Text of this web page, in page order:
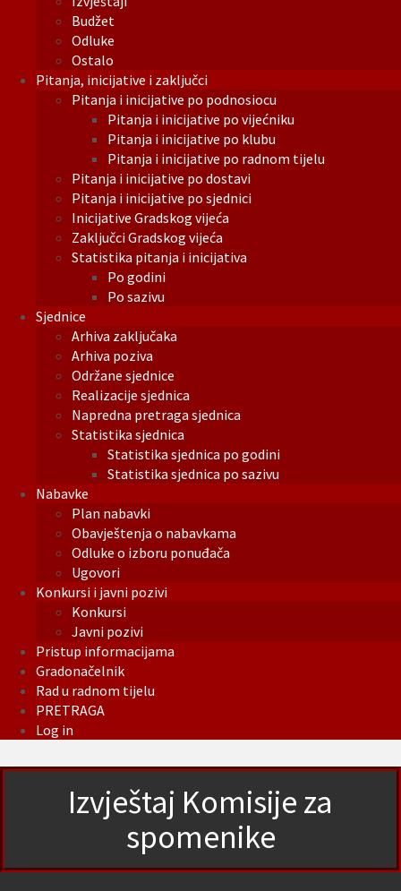
Budžet
Odluke
Ostalo
Pitanja, inicijative i zaključci
Pitanja i inicijative po podnosiocu
Pitanja i inicijative po vijećniku
Pitanja i inicijative po klubu
Pitanja i inicijative po radnom tijelu
Pitanja i inicijative po dostavi
Pitanja i inicijative po sjednici
Inicijative Gradskog vijeća
Zaključci Gradskog vijeća
Statistika pitanja i inicijativa
Po godini
Po sazivu
Sjednice
Arhiva zaključaka
Arhiva poziva
Održane sjednice
Realizacije sjednica
Napredna pretraga sjednica
Statistika sjednica
Statistika sjednica po godini
Statistika sjednica po sazivu
Nabavke
Plan nabavki
Obavještenja o nabavkama
Odluke o izboru ponuđača
Ugovori
Konkursi i javni pozivi
Konkursi
Javni pozivi
Pristup informacijama
Gradonačelnik
Rad u radnom tijelu
PRETRAGA
Log in
Izvještaj Komisije za
spomenike